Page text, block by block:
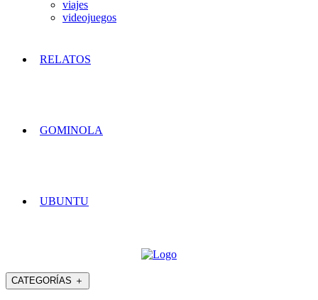
viajes
videojuegos
RELATOS
GOMINOLA
UBUNTU
CATEGORÍAS ＋